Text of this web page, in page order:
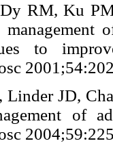
RM, Ku
management
to
Linder JD,
of